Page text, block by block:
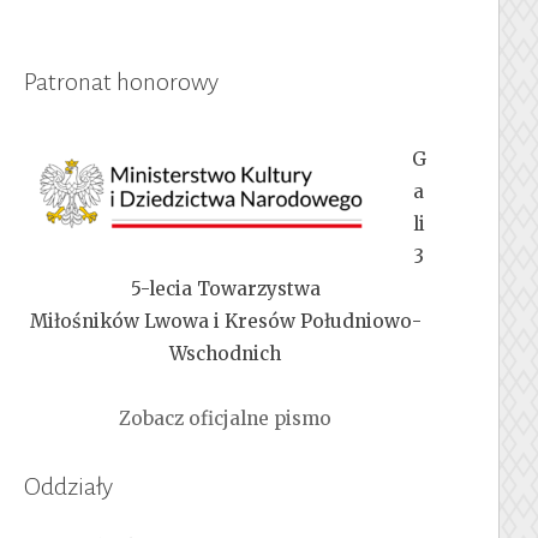
Patronat honorowy
G
a
li
3
5-lecia Towarzystwa
Miłośników Lwowa i Kresów Południowo-
Wschodnich
Zobacz oficjalne pismo
Oddziały